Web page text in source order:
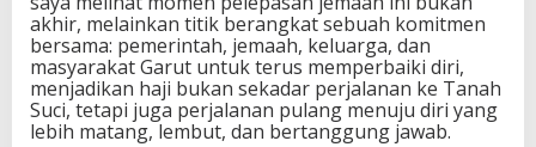
akhir, melainkan titik berangkat sebuah komitmen
bersama: pemerintah, jemaah, keluarga, dan
masyarakat Garut untuk terus memperbaiki diri,
menjadikan haji bukan sekadar perjalanan ke Tanah
Suci, tetapi juga perjalanan pulang menuju diri yang
lebih matang, lembut, dan bertanggung jawab.